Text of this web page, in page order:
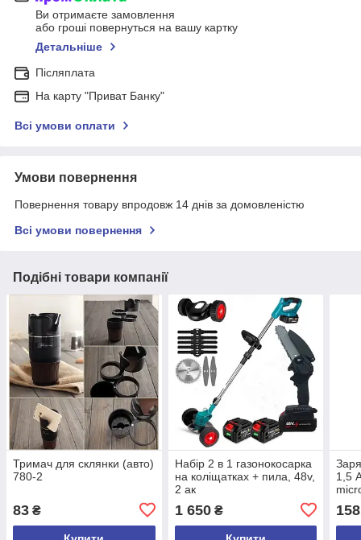
Ви отримаєте замовлення
або гроші повернуться на вашу картку
Детальніше
Післяплата
На карту "Приват Банку"
Всі умови оплати
Умови повернення
Повернення товару впродовж 14 днів за домовленістю
Всі умови повернення
Подібні товари компанії
Тримач для склянки (авто)
780-2
83 ₴
Набір 2 в 1 газонокосарка
на коліщатках + пила, 48v,
2 ак
1 650₴
1,5
158